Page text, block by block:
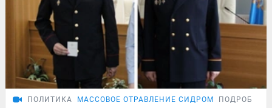
ПОЛИТИКА МАССОВОЕ ОТРАВЛЕНИЕ СИДРОМ